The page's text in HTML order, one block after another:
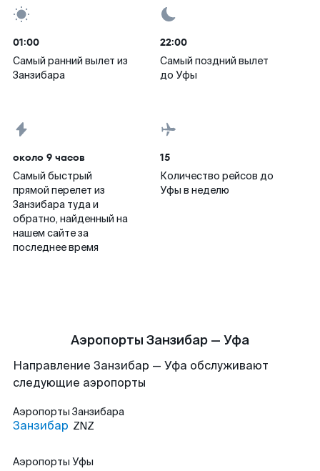
01:00
Самый ранний вылет из
Занзибара
22:00
Самый поздний вылет
до Уфы
около 9 часов
Самый быстрый
прямой перелет из
Занзибара туда и
обратно, найденный на
нашем сайте за
последнее время
15
Количество рейсов до
Уфы в неделю
Аэропорты Занзибар — Уфа
Направление Занзибар — Уфа обслуживают
следующие аэропорты
Аэропорты Занзибара
Занзибар ZNZ
Аэропорты Уфы